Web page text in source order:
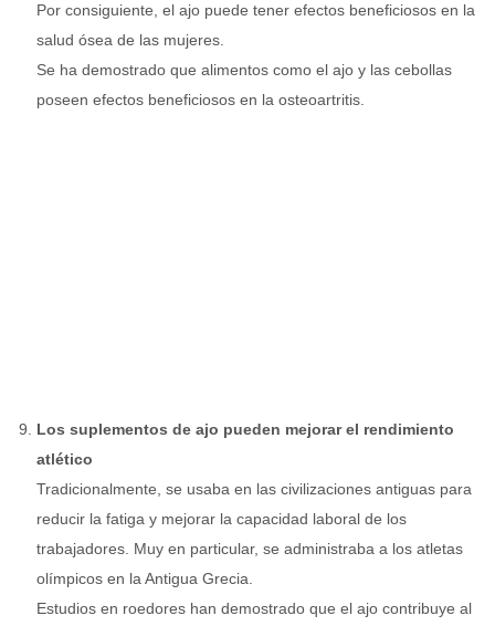
Por consiguiente, el ajo puede tener efectos beneficiosos en la
salud ósea de las mujeres.
Se ha demostrado que alimentos como el ajo y las cebollas
poseen efectos beneficiosos en la osteoartritis.
Los suplementos de ajo pueden mejorar el rendimiento
atlético
Tradicionalmente, se usaba en las civilizaciones antiguas para
reducir la fatiga y mejorar la capacidad laboral de los
trabajadores. Muy en particular, se administraba a los atletas
olímpicos en la Antigua Grecia.
Estudios en roedores han demostrado que el ajo contribuye al